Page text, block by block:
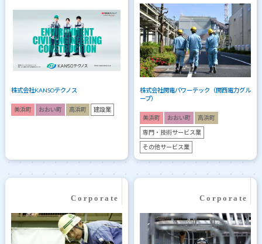
株式会社KANSOテクノス
美浜町 おおい町 高浜町 建設業
株式会社関電パワーテック（関西電力グル
ープ）
美浜町 おおい町 高浜町
専門・技術サービス業
その他サービス業